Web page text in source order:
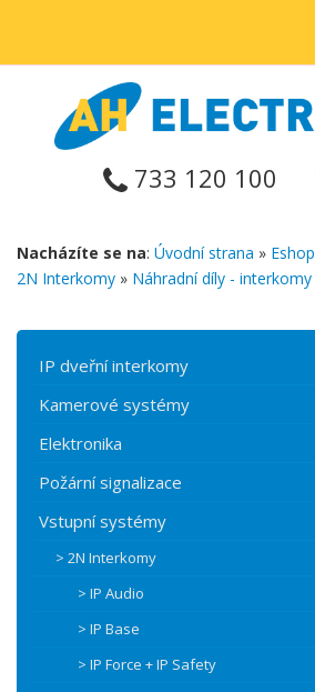
733 120 100
Nacházíte se na: Úvodní strana » Eshop
2N Interkomy » Náhradní díly - interkomy
IP dveřní interkomy
Kamerové systémy
Elektronika
Požární signalizace
Vstupní systémy
> 2N Interkomy
> IP Audio
> IP Base
> IP Force + IP Safety